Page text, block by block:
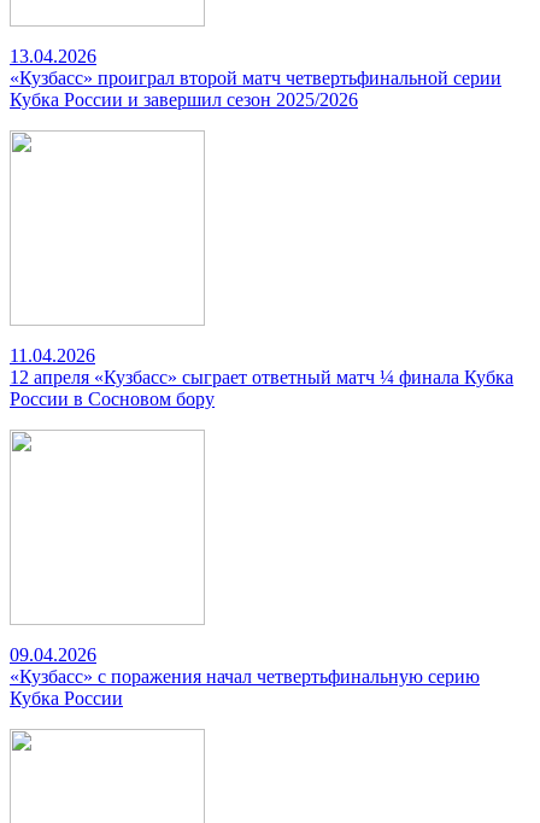
13.04.2026
«Кузбасс» проиграл второй матч четвертьфинальной серии
Кубка России и завершил сезон 2025/2026
11.04.2026
12 апреля «Кузбасс» сыграет ответный матч ¼ финала Кубка
России в Сосновом бору
09.04.2026
«Кузбасс» с поражения начал четвертьфинальную серию
Кубка России